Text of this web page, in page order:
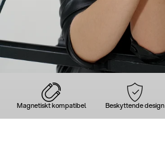
Magnetiskt kompatibel Beskyttende design